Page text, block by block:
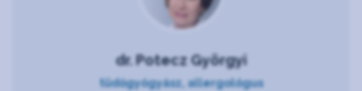
dr. Potecz Györgyi
tüdőgyógyász, allergológus